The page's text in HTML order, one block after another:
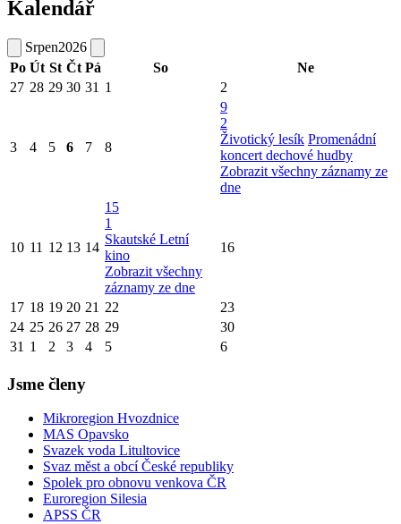
Kalendář
Srpen2026
Po Út St Čt Pá So
Ne
27 28 29 30 31 1 2
3 4 5 6 7 8
9
2
Životický lesík Promenádní
koncert dechové hudby
Zobrazit všechny záznamy ze
dne
10 11 12 13 14
15
1
Skautské Letní
kino
Zobrazit všechny
záznamy ze dne
16
17 18 19 20 21 22
23
24 25 26 27 28 29
30
31 1 2 3 4 5 6
Jsme členy
Mikroregion Hvozdnice
MAS Opavsko
Svazek voda Litultovice
Svaz měst a obcí České republiky
Spolek pro obnovu venkova ČR
Euroregion Silesia
APSS ČR